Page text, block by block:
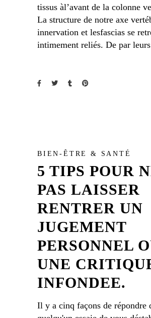
tissus àl’avant de la colonne
La structure de notre axe
innervation et lesfascias se
intimement reliés. De par leurs
BIEN-ÊTRE & SANTÉ
5 TIPS POUR
PAS LAISSER
RENTRER UN
JUGEMENT
PERSONNEL
UNE
INFONDEE.
Il y a cinq façons de répondre